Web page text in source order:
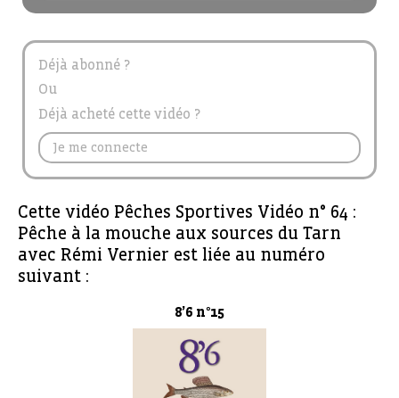
Déjà abonné ?
Ou
Déjà acheté cette vidéo ?
Je me connecte
Cette vidéo Pêches Sportives Vidéo n° 64 :
Pêche à la mouche aux sources du Tarn
avec Rémi Vernier est liée au numéro
suivant :
8’6 n°15